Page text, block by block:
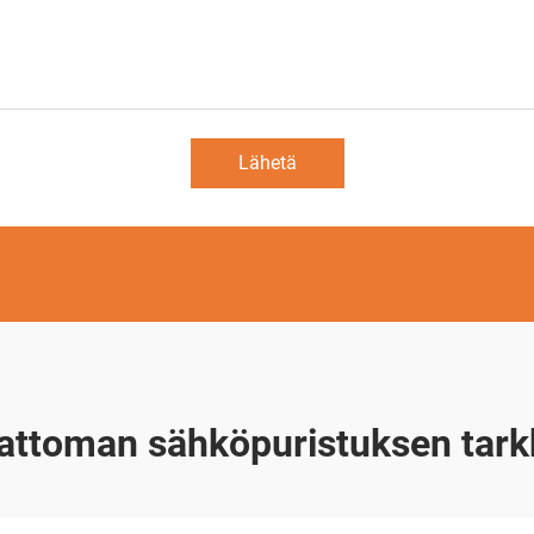
Lähetä
sähköpuristuksen